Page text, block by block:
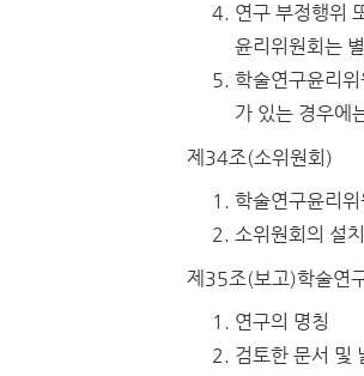
연구 부정행위
윤리위원회는
학술연구윤리
가 있는 경우에
제34조(소위원회)
학술연구윤리
소위원회의 설
제35조(보고)학술연
연구의 명칭
검토한 문서 및